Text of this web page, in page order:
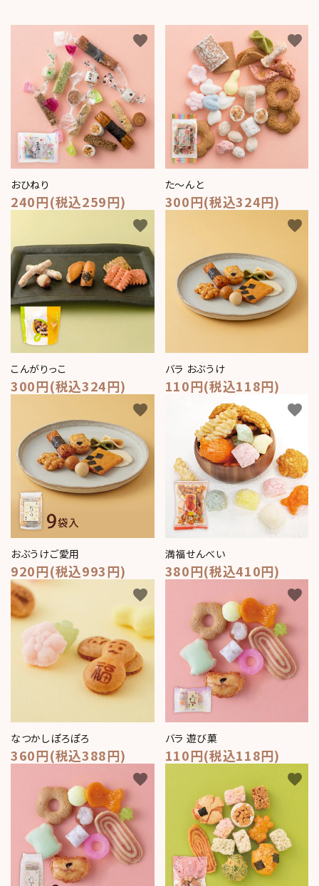
INFORMATION
ご利用ガイド
プライバシーポリシー
特定商取引法について
お問い合わせ
meeting_room ログイン person 新規会員登録
おひねり
240円(税込259円)
favorite
た～んと
300円(税込324円)
favorite
こんがりっこ
300円(税込324円)
favorite
バラ おぶうけ
110円(税込118円)
favorite
おぶうけご愛用
920円(税込993円)
favorite
満福せんべい
380円(税込410円)
favorite
なつかしぽろぽろ
360円(税込388円)
favorite
バラ 遊び菓
110円(税込118円)
favorite
favorite favorite